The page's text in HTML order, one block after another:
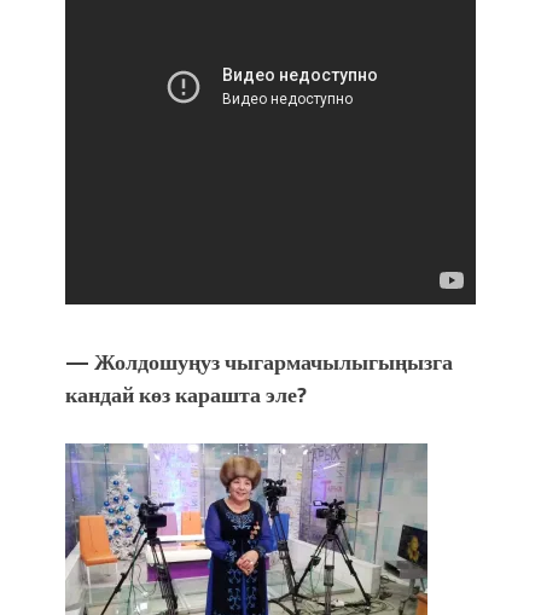
— Жолдошуңуз чыгармачылыгыңызга
кандай көз карашта эле?